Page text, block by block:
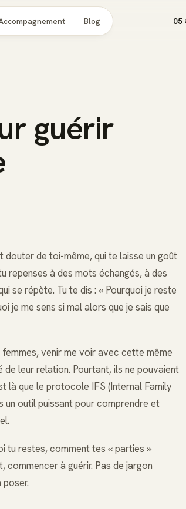
Blog 05
guérir
douter de toi-même, qui te laisse un goût
repenses à des mots échangés, à des
se répète. Tu te dis : « Pourquoi je reste
je me sens si mal alors que je sais que
femmes, venir me voir avec cette même
leur relation. Pourtant, ils ne pouvaient
là que le protocole IFS (Internal Family
un outil puissant pour comprendre et
tu restes, comment tes « parties »
à guérir. Pas de jargon